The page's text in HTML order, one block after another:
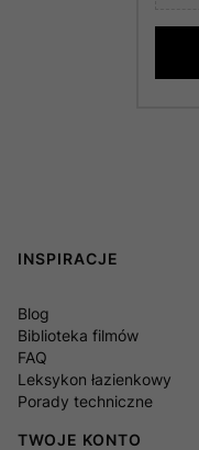
Linki w stopce
INSPIRACJE
Blog
Biblioteka filmów
FAQ
Leksykon łazienkowy
Porady techniczne
TWOJE KONTO